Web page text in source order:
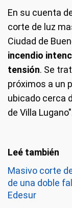
En su cuenta
corte de luz
Ciudad de
incendio
tensión. Se
próximos a un
ubicado cerca
de Villa
Masivo corte
de una doble
Edesur